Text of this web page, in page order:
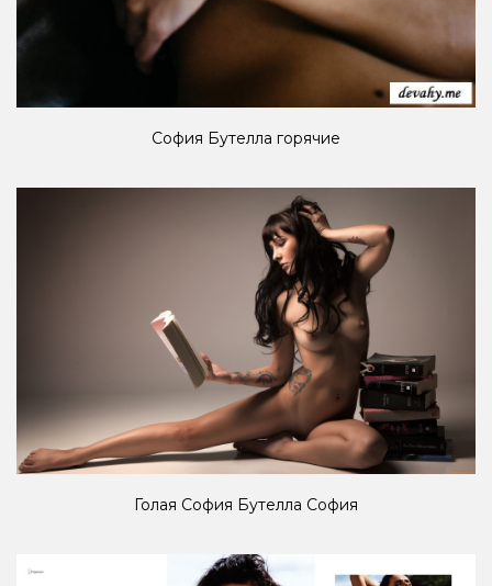
София Бутелла горячие
Голая София Бутелла София